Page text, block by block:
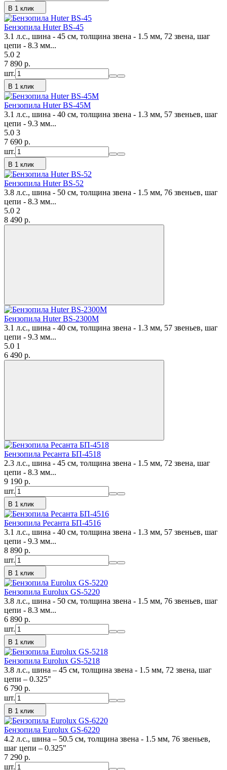
В 1 клик
Бензопила Huter BS-45
3.1 л.с., шина - 45 см, толщина звена - 1.5 мм, 72 звена, шаг
цепи - 8.3 мм...
5.0 2
7 890 p.
шт.
В 1 клик
Бензопила Huter BS-45М
3.1 л.с., шина - 40 см, толщина звена - 1.3 мм, 57 звеньев, шаг
цепи - 9.3 мм...
5.0 3
7 690 p.
шт.
В 1 клик
Бензопила Huter BS-52
3.8 л.с., шина - 50 см, толщина звена - 1.5 мм, 76 звеньев, шаг
цепи - 8.3 мм...
5.0 2
8 490 p.
Бензопила Huter BS-2300М
3.1 л.с., шина - 40 см, толщина звена - 1.3 мм, 57 звеньев, шаг
цепи - 9.3 мм...
5.0 1
6 490 p.
Бензопила Ресанта БП-4518
2.3 л.с., шина - 45 см, толщина звена - 1.5 мм, 72 звена, шаг
цепи - 8.3 мм...
9 190 p.
шт.
В 1 клик
Бензопила Ресанта БП-4516
3.1 л.с., шина - 40 см, толщина звена - 1.3 мм, 57 звеньев, шаг
цепи - 9.3 мм...
8 890 p.
шт.
В 1 клик
Бензопила Eurolux GS-5220
3.8 л.с., шина - 50 см, толщина звена - 1.5 мм, 76 звеньев, шаг
цепи - 8.3 мм...
6 890 p.
шт.
В 1 клик
Бензопила Eurolux GS-5218
3.8 л.с., шина – 45 см, толщина звена - 1.5 мм, 72 звена, шаг
цепи – 0.325"
6 790 p.
шт.
В 1 клик
Бензопила Eurolux GS-6220
4.2 л.с., шина – 50.5 см, толщина звена - 1.5 мм, 76 звеньев,
шаг цепи – 0.325"
7 290 p.
шт.